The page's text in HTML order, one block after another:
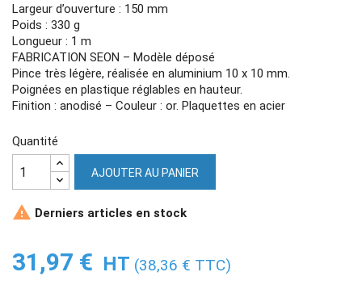
Largeur d’ouverture : 150 mm
Poids : 330 g
Longueur : 1 m
FABRICATION SEON – Modèle déposé
Pince très légère, réalisée en aluminium 10 x 10 mm.
Poignées en plastique réglables en hauteur.
Finition : anodisé – Couleur : or. Plaquettes en acier
Quantité
AJOUTER AU PANIER
 Derniers articles en stock
31,97 € HT (38,36 € TTC)